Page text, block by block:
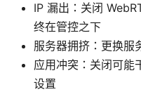
IP 漏出：关闭
终在管控之下
服务器拥挤：更换服
应用冲突：关闭可能
设置